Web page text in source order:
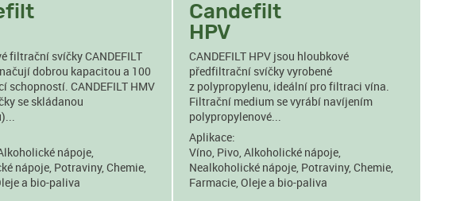
filtrační svíčky CANDEFILT
dobrou kapacitou a 100
schopností. CANDEFILT HMV
se skládanou
nápoje,
nápoje, Potraviny, Chemie,
a bio-paliva
Candefilt
HPV
CANDEFILT HPV jsou hloubkové
předfiltrační svíčky vyrobené
z polypropylenu, ideální pro filtraci vína.
Filtrační medium se vyrábí navíjením
polypropylenové...
Aplikace:
Víno, Pivo, Alkoholické nápoje,
Nealkoholické nápoje, Potraviny, Chemie,
Farmacie, Oleje a bio-paliva